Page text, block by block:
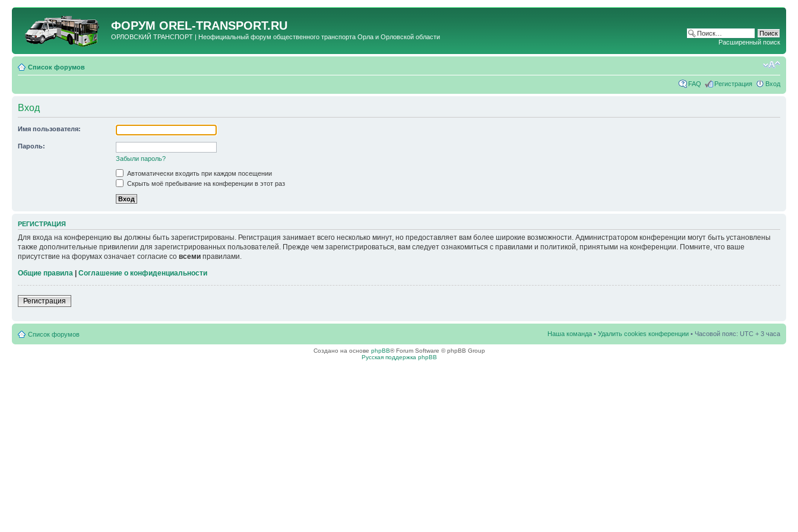
ФОРУМ OREL-TRANSPORT.RU
ОРЛОВСКИЙ ТРАНСПОРТ | Неофициальный форум общественного транспорта Орла и Орловской области
Расширенный поиск
Список форумов
FAQ Регистрация Вход
Вход
Имя пользователя:
Пароль:
Забыли пароль?
Автоматически входить при каждом посещении
Скрыть моё пребывание на конференции в этот раз
РЕГИСТРАЦИЯ
Для входа на конференцию вы должны быть зарегистрированы. Регистрация занимает всего несколько минут, но предоставляет вам более широкие возможности. Администратором конференции могут быть установлены
также дополнительные привилегии для зарегистрированных пользователей. Прежде чем зарегистрироваться, вам следует ознакомиться с правилами и политикой, принятыми на конференции. Помните, что ваше
присутствие на форумах означает согласие со всеми правилами.
Общие правила
Соглашение о конфиденциальности
Регистрация
Список форумов Наша команда • Удалить cookies конференции • Часовой пояс: UTC + 3 часа
Создано на основе phpBB® Forum Software © phpBB Group
Русская поддержка phpBB